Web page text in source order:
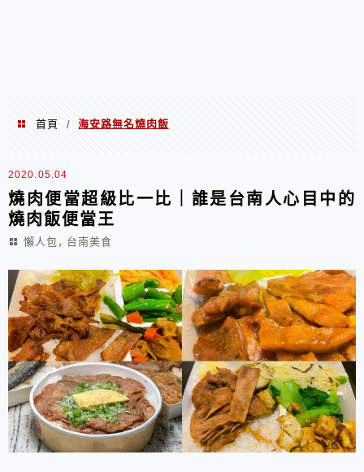
首頁 / 海安路無名燒肉飯
海安路無名燒肉飯
2020.05.04
燒肉便當超級比一比｜誰是台南人心目中的
燒肉飯便當王
懶人包 , 台南美食